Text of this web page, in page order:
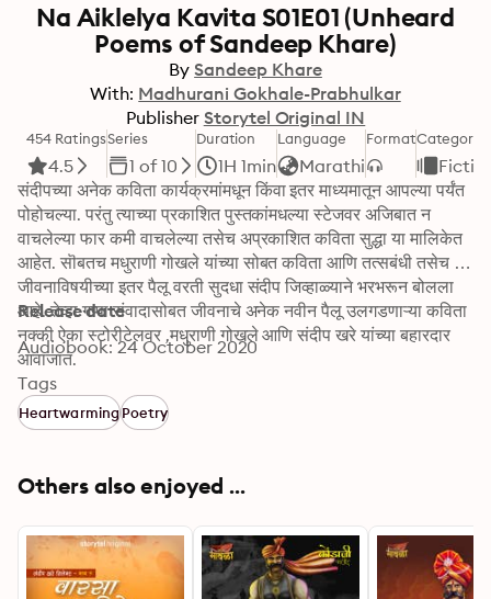
Na Aiklelya Kavita S01E01 (Unheard
Poems of Sandeep Khare)
By Sandeep Khare
With: Madhurani Gokhale-Prabhulkar
Publisher Storytel Original IN
454 Ratings
4.5
Series
1 of 10
Duration
1H 1min
Language
Marathi
FormatCategory
संदीपच्या अनेक कविता कार्यक्रमांमधून किंवा इतर माध्यमातून आपल्या पर्यंत
पोहोचल्या. परंतु त्याच्या प्रकाशित पुस्तकांमधल्या स्टेजवर अजिबात न
वाचलेल्या फार कमी वाचलेल्या तसेच अप्रकाशित कविता सुद्धा या मालिकेत
आहेत. सॊबतच मधुराणी गोखले यांच्या सोबत कविता आणि तत्सबंधी तसेच
जीवनाविषयीच्या इतर पैलू वरती सुदधा संदीप जिव्हाळ्याने भरभरून बोलला
आहे. तेव्हा गप्पा संवादासोबत जीवनाचे अनेक नवीन पैलू उलगडणाऱ्या कविता
नक्की ऐका स्टोरीटेलवर ,मधुराणी गोखले आणि संदीप खरे यांच्या बहारदार
आवाजात.
Release date
Audiobook: 24 October 2020
Tags
HeartwarmingPoetry
Others also enjoyed ...